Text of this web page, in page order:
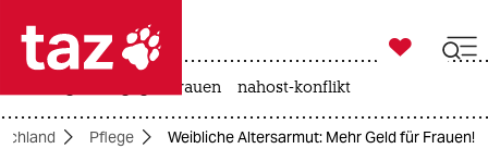
 taz zahl ich
taz zahl ich

taz zahl ich
gewalt gegen frauen nahost-konflikt
Pflege Weibliche Altersarmut: Mehr Geld für Frauen!